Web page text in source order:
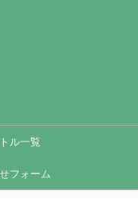
ル一覧
フォーム